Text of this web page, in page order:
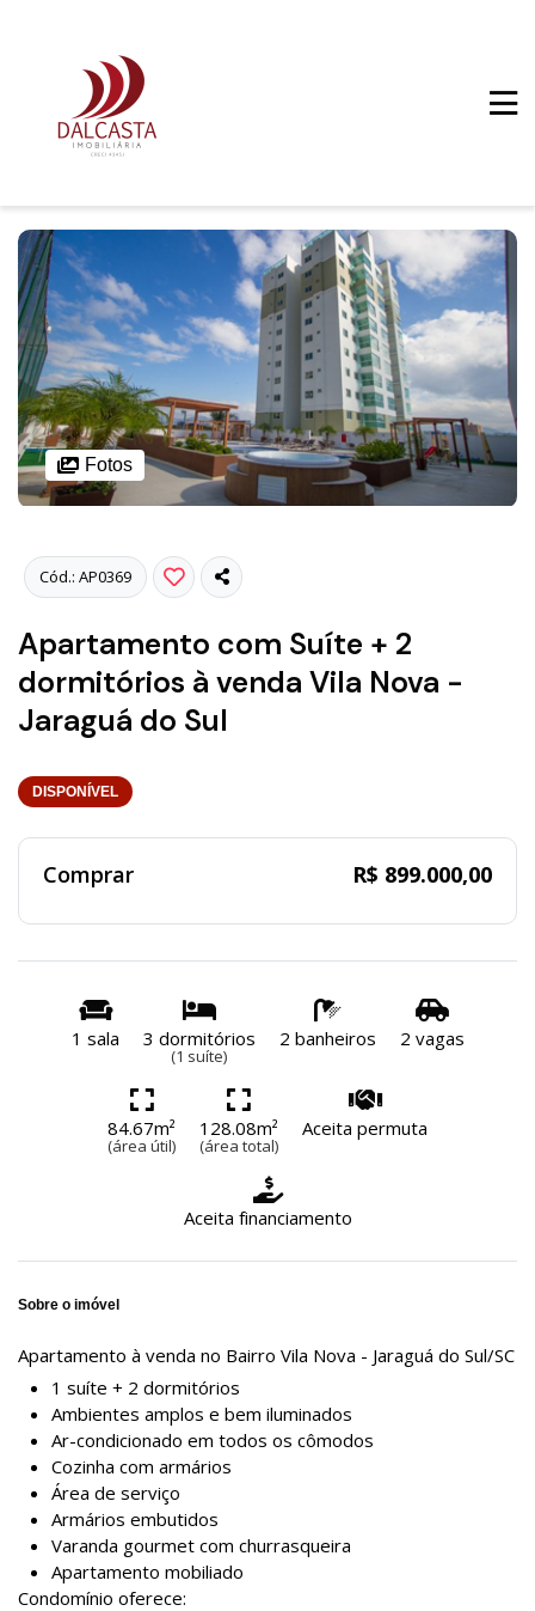
Fotos
Cód.: AP0369
Apartamento com Suíte + 2
dormitórios à venda Vila Nova -
Jaraguá do Sul
DISPONÍVEL
Comprar R$ 899.000,00
1 sala 3 dormitórios
(1 suíte)
2 banheiros 2 vagas
84.67m²
(área útil)
128.08m²
(área total)
Aceita permuta
Aceita financiamento
Sobre o imóvel
Apartamento à venda no Bairro Vila Nova - Jaraguá do Sul/SC
1 suíte + 2 dormitórios
Ambientes amplos e bem iluminados
Ar-condicionado em todos os cômodos
Cozinha com armários
Área de serviço
Armários embutidos
Varanda gourmet com churrasqueira
Apartamento mobiliado
Condomínio oferece: